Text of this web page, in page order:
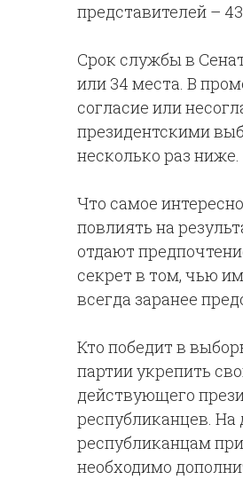
представителей –
Срок службы в
или 34 места. В
согласие или
президентскими
несколько раз ниже.
Что самое
повлиять на
отдают
секрет в том, чью
всегда заранее
Кто победит в
партии укрепить
действующего
республиканцев.
республиканцам
необходимо